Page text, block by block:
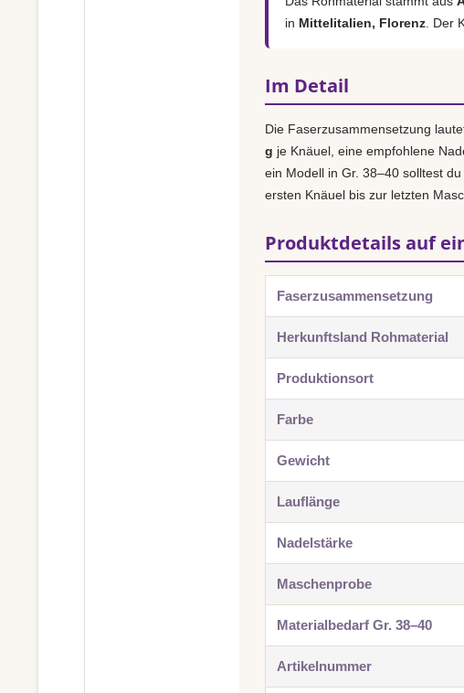
in Mittelitalien, Florenz . Der
Im Detail
Die Faserzusammensetzung
g je Knäuel, eine empfohlene
ein Modell in Gr. 38–40 solltest du
ersten Knäuel bis zur letzten
Produktdetails auf
Faserzusammensetzung
Herkunftsland Rohmaterial
Produktionsort
Farbe
Gewicht
Lauflänge
Nadelstärke
Maschenprobe
Materialbedarf Gr. 38–40
Artikelnummer